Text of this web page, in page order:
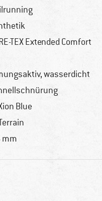
TEX Extended Comfort
wasserdicht
Blue
mm